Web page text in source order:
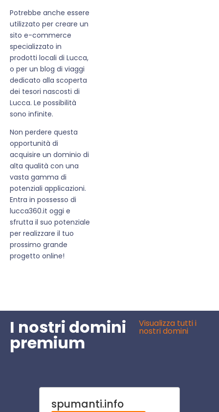
Potrebbe anche essere
utilizzato per creare un
sito e-commerce
specializzato in
prodotti locali di Lucca,
o per un blog di viaggi
dedicato alla scoperta
dei tesori nascosti di
Lucca. Le possibilità
sono infinite.
Non perdere questa
opportunità di
acquisire un dominio di
alta qualità con una
vasta gamma di
potenziali applicazioni.
Entra in possesso di
lucca360.it oggi e
sfrutta il suo potenziale
per realizzare il tuo
prossimo grande
progetto online!
I nostri domini
premium
Visualizza tutti i
nostri domini
spumanti.info